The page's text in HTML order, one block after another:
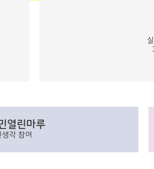
열린마루
생각 참여